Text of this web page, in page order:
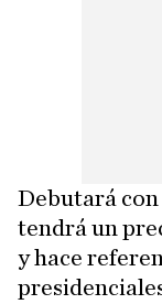
Debutará
tendrá un
y hace